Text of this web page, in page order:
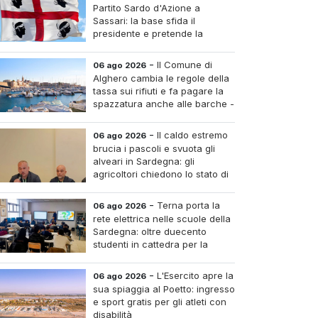
Partito Sardo d'Azione a
Sassari: la base sfida il
presidente e pretende la
06 ago 2026 - Il Comune di
Alghero cambia le regole della
tassa sui rifiuti e fa pagare la
spazzatura anche alle barche -
06 ago 2026 - Il caldo estremo
brucia i pascoli e svuota gli
alveari in Sardegna: gli
agricoltori chiedono lo stato di
06 ago 2026 - Terna porta la
rete elettrica nelle scuole della
Sardegna: oltre duecento
studenti in cattedra per la
06 ago 2026 - L'Esercito apre la
sua spiaggia al Poetto: ingresso
e sport gratis per gli atleti con
disabilità